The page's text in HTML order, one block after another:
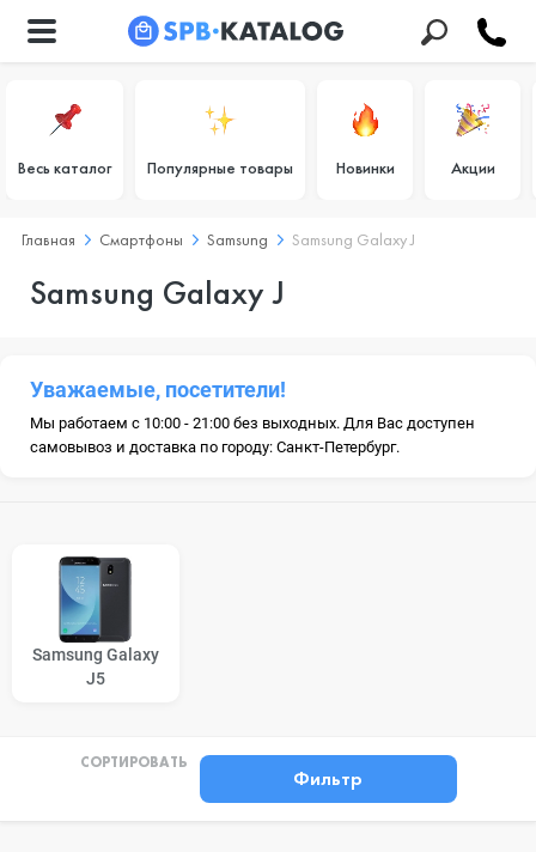
Весь каталог Популярные товары Новинки Акции
Главная Смартфоны Samsung Samsung Galaxy J
Samsung Galaxy J
Уважаемые, посетители!
Мы работаем с 10:00 - 21:00 без выходных. Для Вас доступен
самовывоз и доставка по городу: Санкт-Петербург.
Samsung Galaxy
J5
СОРТИРОВАТЬ
Фильтр